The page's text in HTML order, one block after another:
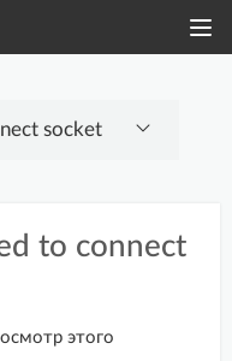
to connect
этого